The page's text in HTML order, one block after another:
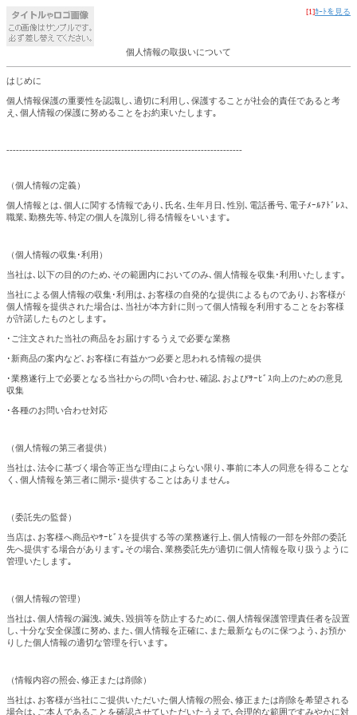
[1]ｶｰﾄを見る
個人情報の取扱いについて
はじめに
個人情報保護の重要性を認識し､適切に利用し､保護することが社会的責任であると考
え､個人情報の保護に努めることをお約束いたします｡
--------------------------------------------------------------------------
（個人情報の定義）
個人情報とは､個人に関する情報であり､氏名､生年月日､性別､電話番号､電子ﾒｰﾙｱﾄﾞﾚｽ､
職業､勤務先等､特定の個人を識別し得る情報をいいます｡
（個人情報の収集･利用）
当社は､以下の目的のため､その範囲内においてのみ､個人情報を収集･利用いたします｡
当社による個人情報の収集･利用は､お客様の自発的な提供によるものであり､お客様が
個人情報を提供された場合は､当社が本方針に則って個人情報を利用することをお客様
が許諾したものとします｡
･ご注文された当社の商品をお届けするうえで必要な業務
･新商品の案内など､お客様に有益かつ必要と思われる情報の提供
･業務遂行上で必要となる当社からの問い合わせ､確認､およびｻｰﾋﾞｽ向上のための意見
収集
･各種のお問い合わせ対応
（個人情報の第三者提供）
当社は､法令に基づく場合等正当な理由によらない限り､事前に本人の同意を得ることな
く､個人情報を第三者に開示･提供することはありません｡
（委託先の監督）
当店は､お客様へ商品やｻｰﾋﾞｽを提供する等の業務遂行上､個人情報の一部を外部の委託
先へ提供する場合があります｡その場合､業務委託先が適切に個人情報を取り扱うように
管理いたします｡
（個人情報の管理）
当社は､個人情報の漏洩､滅失､毀損等を防止するために､個人情報保護管理責任者を設置
し､十分な安全保護に努め､また､個人情報を正確に､また最新なものに保つよう､お預か
りした個人情報の適切な管理を行います｡
（情報内容の照会､修正または削除）
当社は､お客様が当社にご提供いただいた個人情報の照会､修正または削除を希望される
場合は､ご本人であることを確認させていただいたうえで､合理的な範囲ですみやかに対